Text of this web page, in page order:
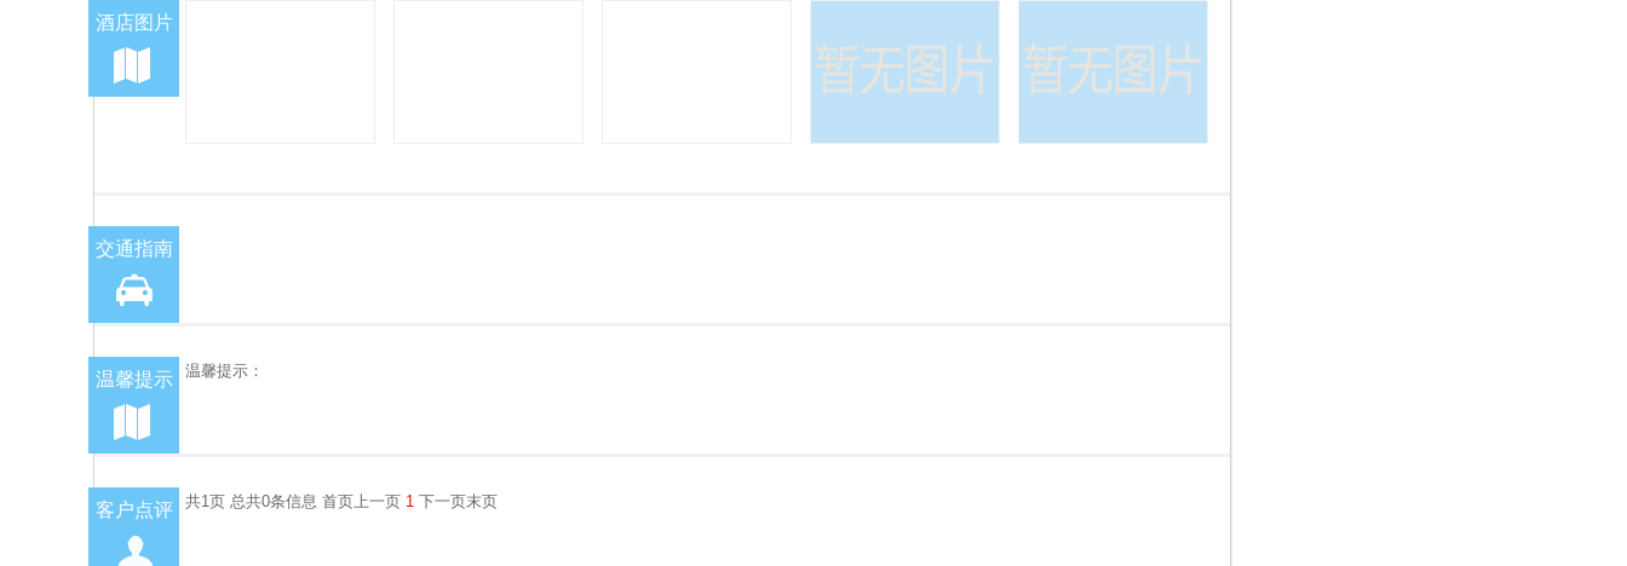
酒店图片
交通指南
温馨提示 温馨提示：
客户点评 共1页 总共0条信息 首页上一页 1 下一页末页